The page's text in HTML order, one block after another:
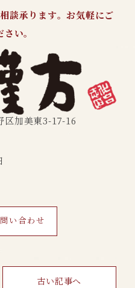
談承ります。お気軽にご
い。
加美東3-17-16
い合わせ
古い記事へ